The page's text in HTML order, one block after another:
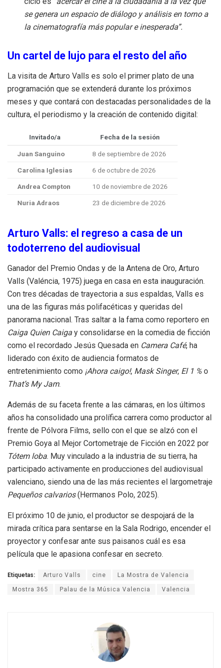
se genera un espacio de diálogo y análisis en torno a
la cinematografía más popular e inesperada”.
Un cartel de lujo para el resto del año
La visita de Arturo Valls es solo el primer plato de una
programación que se extenderá durante los próximos
meses y que contará con destacadas personalidades de la
cultura, el periodismo y la creación de contenido digital:
Invitado/a Fecha de la sesión
Juan Sanguino 8 de septiembre de 2026
Carolina Iglesias 6 de octubre de 2026
Andrea Compton 10 de noviembre de 2026
Nuria Adraos 23 de diciembre de 2026
Arturo Valls: el regreso a casa de un
todoterreno del audiovisual
Ganador del Premio Ondas y de la Antena de Oro, Arturo
Valls (Valéncia, 1975) juega en casa en esta inauguración.
Con tres décadas de trayectoria a sus espaldas, Valls es
una de las figuras más polifacéticas y queridas del
panorama nacional. Tras saltar a la fama como reportero en
Caiga Quien Caiga y consolidarse en la comedia de ficción
como el recordado Jesús Quesada en Camera Café, ha
liderado con éxito de audiencia formatos de
entretenimiento como ¡Ahora caigo!, Mask Singer, El 1 % o
That’s My Jam.
Además de su faceta frente a las cámaras, en los últimos
años ha consolidado una prolífica carrera como productor al
frente de Pólvora Films, sello con el que se alzó con el
Premio Goya al Mejor Cortometraje de Ficción en 2022 por
Tótem loba. Muy vinculado a la industria de su tierra, ha
participado activamente en producciones del audiovisual
valenciano, siendo una de las más recientes el largometraje
Pequeños calvarios(Hermanos Polo, 2025).
El próximo 10 de junio, el productor se despojará de la
mirada crítica para sentarse en la Sala Rodrigo, encender el
proyector y confesar ante sus paisanos cuál es esa
película que le apasiona confesar en secreto.
Etiquetas: Arturo Valls cine La Mostra de Valencia
Mostra 365 Palau de la Música Valencia Valencia